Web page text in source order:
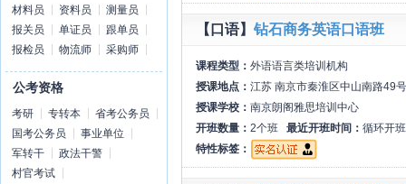
材料员
资料员
测量员
报关员
单证员
跟单员
报检员
物流师 采购师
公考资格
考研 专转本
省考公务员
国考公务员
事业单位
军转干
政法干警
村官考试
【口语】 钻石商务英语口语班
课程类型： 外语语言类培训机构
授课地点： 江苏 南京市秦淮区中山南路49
授课学校： 南京朗阁雅思培训中心
开班数量： 2个班 最近开班时间： 循环开班
特性标签：